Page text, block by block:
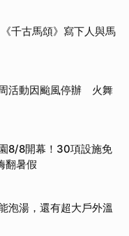
千古馬頌》寫下人與馬
周活動因颱風停辦 火舞
8/8開幕！30項設施免
翻暑假
泡湯，還有超大戶外溫